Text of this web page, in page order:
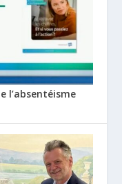
l’absentéisme